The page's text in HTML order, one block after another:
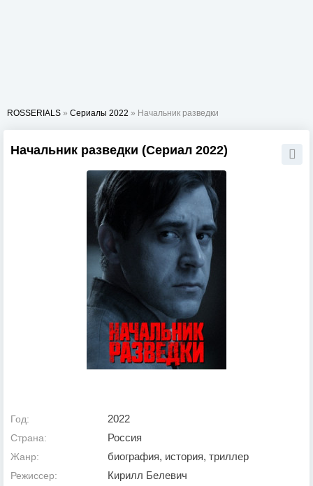
ROSSERIALS » Сериалы 2022 » Начальник разведки
Начальник разведки (Сериал 2022)
Год: 2022
Страна: Россия
Жанр: биография, история, триллер
Режиссер: Кирилл Белевич